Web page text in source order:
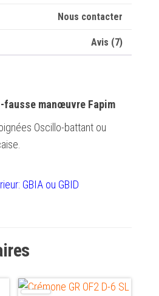
Nous contacter
Avis (7)
manœuvre Fapim
Oscillo-battant ou
GBIA ou GBID